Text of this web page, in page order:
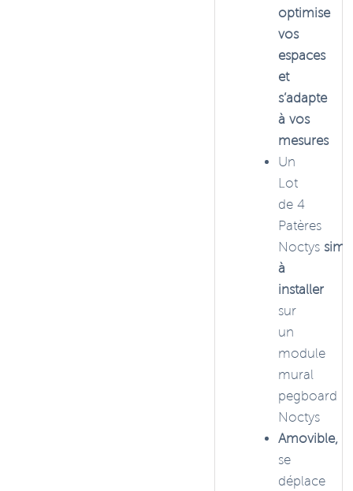
optimise
vos
espaces
et
s’adapte
à vos
mesures
Un
Lot
de 4
Patères
Noctys
à
installer
sur
un
module
mural
pegboard
Noctys
Amovible,
se
déplace